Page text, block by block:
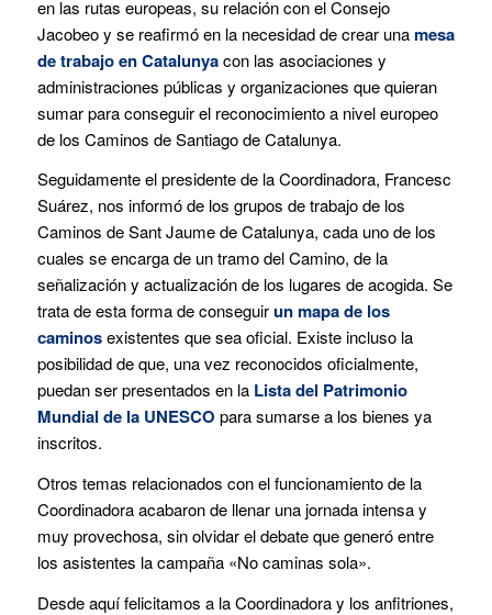
en las rutas europeas, su relación con el Consejo
Jacobeo y se reafirmó en la necesidad de crear unamesa
de trabajo en Catalunyacon las asociaciones y
administraciones públicas y organizaciones que quieran
sumar para conseguir el reconocimiento a nivel europeo
de los Caminos de Santiago de Catalunya.
Seguidamente el presidente de la Coordinadora, Francesc
Suárez, nos informó de los grupos de trabajo de los
Caminos de Sant Jaume de Catalunya, cada uno de los
cuales se encarga de un tramo del Camino, de la
señalización y actualización de los lugares de acogida. Se
trata de esta forma de conseguirun mapa de los
caminosexistentes que sea oficial. Existe incluso la
posibilidad de que, una vez reconocidos oficialmente,
puedan ser presentados en la Lista del Patrimonio
Mundial de la UNESCO para sumarse a los bienes ya
inscritos.
Otros temas relacionados con el funcionamiento de la
Coordinadora acabaron de llenar una jornada intensa y
muy provechosa, sin olvidar el debate que generó entre
los asistentes la campaña «No caminas sola».
Desde aquí felicitamos a la Coordinadora y los anfitriones,